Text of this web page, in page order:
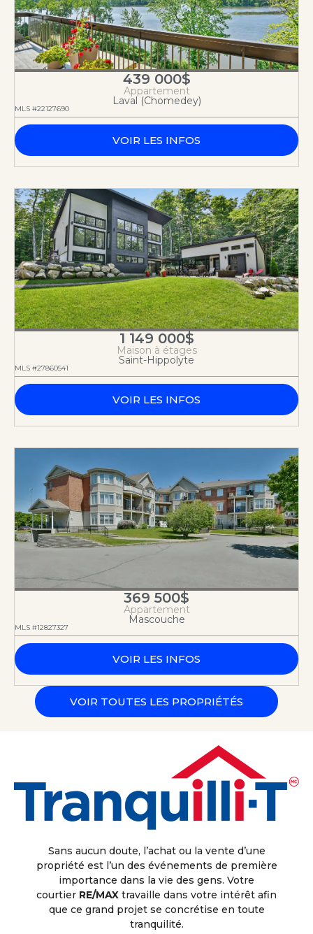
439 000$
Appartement
Laval (Chomedey)
MLS #22127690
VOIR LES INFOS
1 149 000$
Maison à étages
Saint-Hippolyte
MLS #27860541
VOIR LES INFOS
369 500$
Appartement
Mascouche
MLS #12827327
VOIR LES INFOS
VOIR TOUTES LES PROPRIÉTÉS
Sans aucun doute, l’achat ou la vente d’une
propriété est l’un des événements de première
importance dans la vie des gens. Votre
courtier RE/MAX travaille dans votre intérêt afin
que ce grand projet se concrétise en toute
tranquilité.